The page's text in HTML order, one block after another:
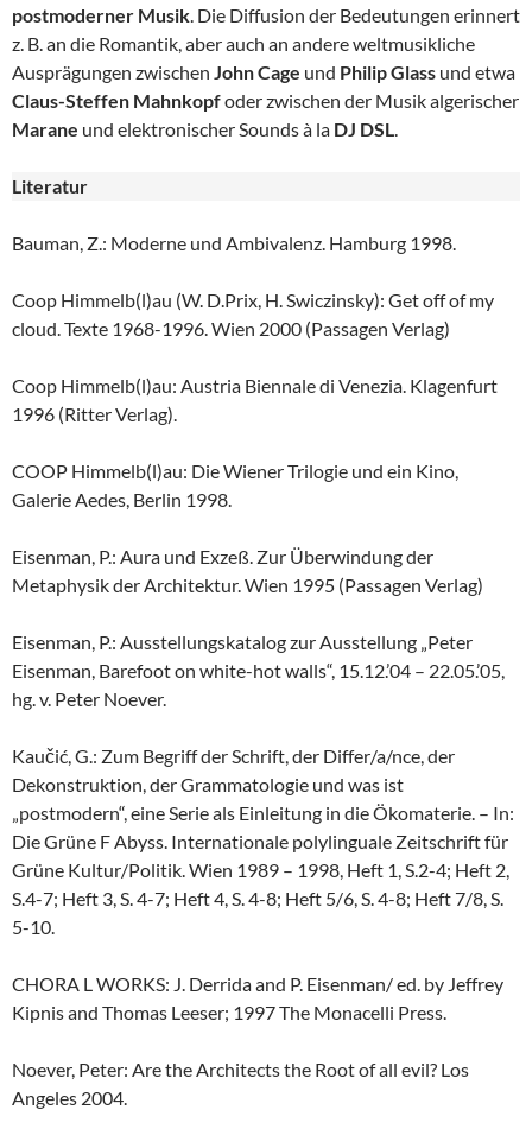
postmoderner Musik. Die Diffusion der Bedeutungen erinnert
z. B. an die Romantik, aber auch an andere weltmusikliche
Ausprägungen zwischen John Cage und Philip Glass und etwa
Claus-Steffen Mahnkopfoder zwischen der Musik algerischer
Marane und elektronischer Sounds à la DJ DSL.
Literatur
Bauman, Z.: Moderne und Ambivalenz. Hamburg 1998.
Coop Himmelb(l)au (W. D.Prix, H. Swiczinsky): Get off of my
cloud. Texte 1968-1996. Wien 2000 (Passagen Verlag)
Coop Himmelb(l)au: Austria Biennale di Venezia. Klagenfurt
1996 (Ritter Verlag).
COOP Himmelb(l)au: Die Wiener Trilogie und ein Kino,
Galerie Aedes, Berlin 1998.
Eisenman, P.: Aura und Exzeß. Zur Überwindung der
Metaphysik der Architektur. Wien 1995 (Passagen Verlag)
Eisenman, P.: Ausstellungskatalog zur Ausstellung „Peter
Eisenman, Barefoot on white-hot walls“, 15.12.’04 – 22.05.’05,
hg. v. Peter Noever.
Kaučić, G.: Zum Begriff der Schrift, der Differ/a/nce, der
Dekonstruktion, der Grammatologie und was ist
„postmodern“, eine Serie als Einleitung in die Ökomaterie. – In:
Die Grüne F Abyss. Internationale polylinguale Zeitschrift für
Grüne Kultur/Politik. Wien 1989 – 1998, Heft 1, S.2-4; Heft 2,
S.4-7; Heft 3, S. 4-7; Heft 4, S. 4-8; Heft 5/6, S. 4-8; Heft 7/8, S.
5-10.
CHORA L WORKS: J. Derrida and P. Eisenman/ ed. by Jeffrey
Kipnis and Thomas Leeser; 1997 The Monacelli Press.
Noever, Peter: Are the Architects the Root of all evil? Los
Angeles 2004.